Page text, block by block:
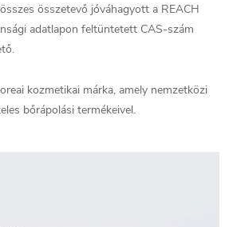
összetevő jóváhagyott a REACH
adatlapon feltüntetett CAS-szám
kozmetikai márka, amely nemzetközi
bőrápolási termékeivel.